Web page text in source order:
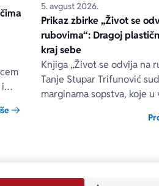
i
5. avgust 2026.
Prikaz zbirke „Život se
rubovima“: Dragoj
kraj sebe
Knjiga „Život se odvija na
Tanje Stupar Trifunović
marginama sopstva, koje
kojim će popustiti sve